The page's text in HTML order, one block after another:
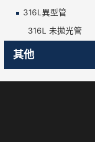
316L異型管
316L 未拋光管
其他